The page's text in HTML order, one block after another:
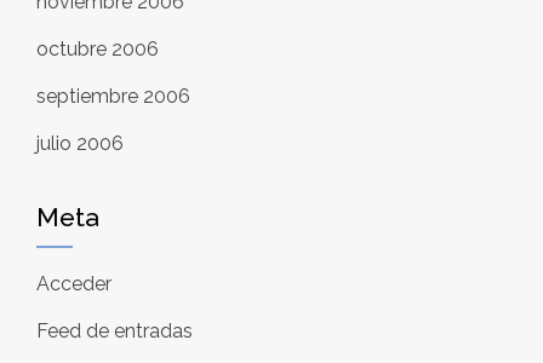
octubre 2006
septiembre 2006
julio 2006
Meta
Acceder
Feed de entradas